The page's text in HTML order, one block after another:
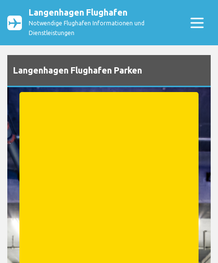
Langenhagen Flughafen
Notwendige Flughafen Informationen und
Dienstleistungen
Langenhagen Flughafen Parken